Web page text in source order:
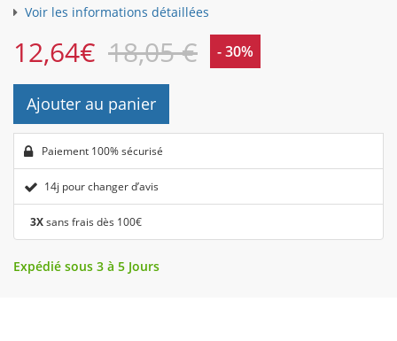
Voir les informations détaillées
12,64€ 18,05 € - 30%
Ajouter au panier
Paiement 100% sécurisé
14j pour changer d’avis
3Xsans frais dès 100€
Expédié sous 3 à 5 Jours